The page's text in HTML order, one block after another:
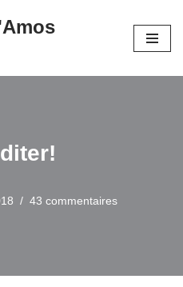
43 commentaires